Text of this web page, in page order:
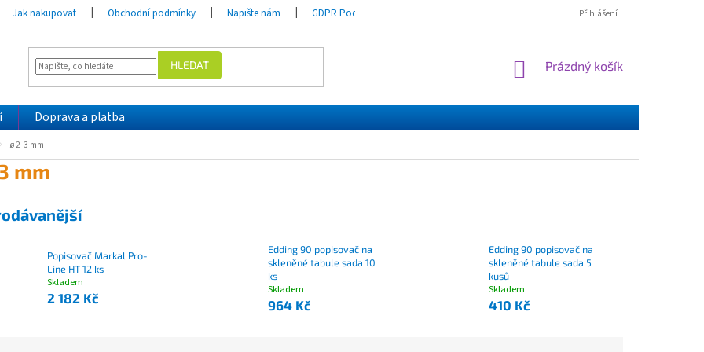
Jak nakupovat Obchodní podmínky Napište nám GDPR Podmínky ochrany osobních údajů ESSOX - nákup na splátky
Přihlášení
HLEDAT
NÁKUPNÍ
Prázdný košík
Doprava a platba
ø 2-3 mm
mm
Popisovač Markal Pro-
Line HT 12 ks
Skladem
2 182 Kč
Edding 90 popisovač na
skleněné tabule sada 10
ks
Skladem
964 Kč
Edding 90 popisovač na
skleněné tabule sada 5
kusů
Skladem
410 Kč